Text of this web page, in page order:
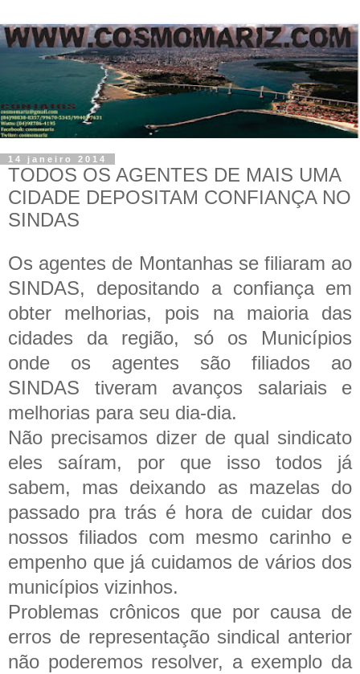
14 janeiro 2014
TODOS OS AGENTES DE MAIS UMA
CIDADE DEPOSITAM CONFIANÇA NO
SINDAS
Os agentes de Montanhas se filiaram ao
SINDAS, depositando a confiança em
obter melhorias, pois na maioria das
cidades da região, só os Municípios
onde os agentes são filiados ao
SINDAS tiveram avanços salariais e
melhorias para seu dia-dia.
Não precisamos dizer de qual sindicato
eles saíram, por que isso todos já
sabem, mas deixando as mazelas do
passado pra trás é hora de cuidar dos
nossos filiados com mesmo carinho e
empenho que já cuidamos de vários dos
municípios vizinhos.
Problemas crônicos que por causa de
erros de representação sindical anterior
não poderemos resolver, a exemplo da